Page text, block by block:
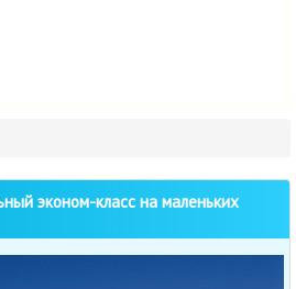
эконом-класс на маленьких